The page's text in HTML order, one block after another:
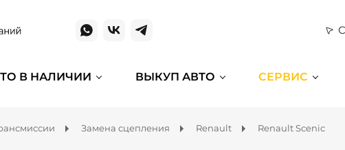
В НАЛИЧИИ ВЫКУП АВТО СЕРВИС
Замена сцепления Renault Renault Scenic